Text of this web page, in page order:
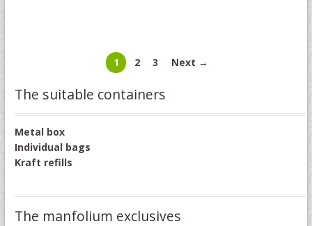
1 2 3 Next →
The suitable containers
Metal box
Individual bags
Kraft refills
The manfolium exclusives